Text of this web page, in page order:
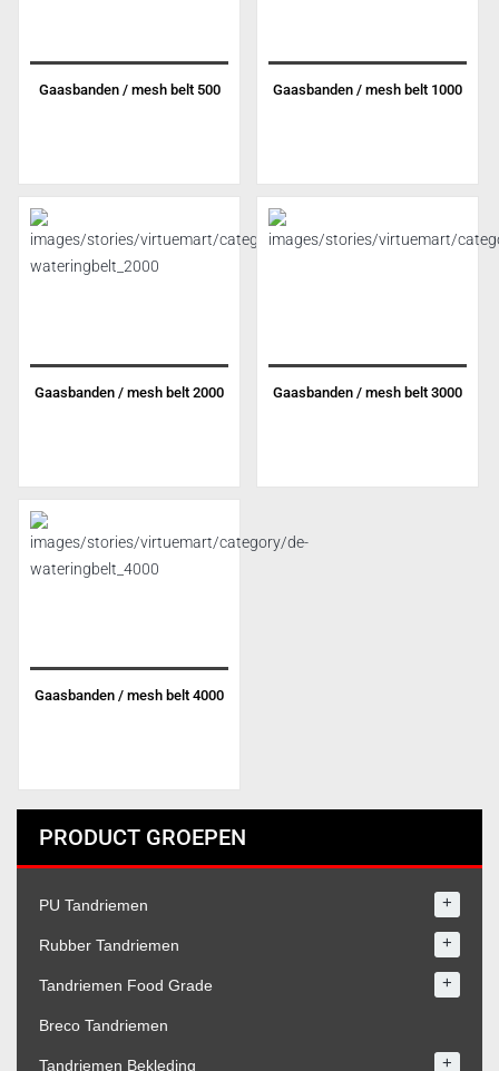
Gaasbanden / mesh belt 500 Gaasbanden / mesh belt 1000
Gaasbanden / mesh belt 2000 Gaasbanden / mesh belt 3000
Gaasbanden / mesh belt 4000
PRODUCT GROEPEN
PU Tandriemen +
Rubber Tandriemen +
Tandriemen Food Grade +
Breco Tandriemen
Tandriemen Bekleding +